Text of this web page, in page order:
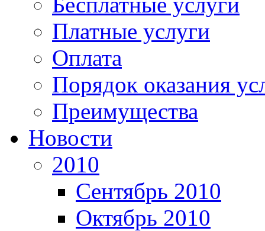
Платные услуги
Оплата
Порядок оказания
Преимущества
Новости
2010
Сентябрь 2010
Октябрь 2010